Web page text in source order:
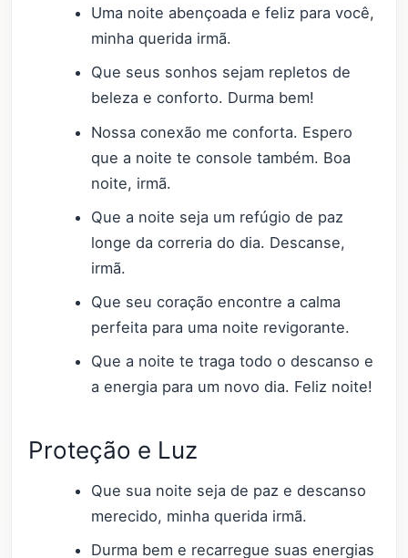
Uma noite abençoada e feliz para você,
minha querida irmã.
Que seus sonhos sejam repletos de
beleza e conforto. Durma bem!
Nossa conexão me conforta. Espero
que a noite te console também. Boa
noite, irmã.
Que a noite seja um refúgio de paz
longe da correria do dia. Descanse,
irmã.
Que seu coração encontre a calma
perfeita para uma noite revigorante.
Que a noite te traga todo o descanso e
a energia para um novo dia. Feliz noite!
Proteção e Luz
Que sua noite seja de paz e descanso
merecido, minha querida irmã.
Durma bem e recarregue suas energias